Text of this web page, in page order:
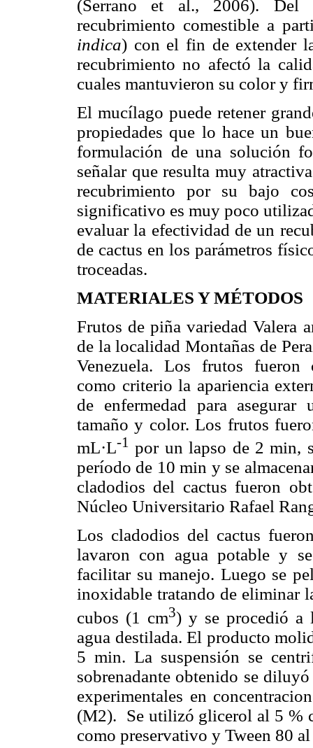
(Serrano et al., 2006). Del
recubrimiento comestible a
indica) con el fin de extender
recubrimiento no afectó la
cuales mantuvieron su color y
El mucílago puede retener
propiedades que lo hace un
formulación de una solución
señalar que resulta muy
recubrimiento por su bajo
significativo es muy poco
evaluar la efectividad de un
de cactus en los parámetros
troceadas.
MATERIALES Y MÉTODOS
Frutos de piña variedad Valera
de la localidad Montañas de
Venezuela. Los frutos fueron
como criterio la apariencia
de enfermedad para
tamaño y color. Los frutos
mL·L-1 por un lapso de 2 min,
período de 10 min y se
cladodios del cactus fueron
Núcleo Universitario Rafael
Los cladodios del cactus
lavaron con agua potable y
facilitar su manejo. Luego se
inoxidable tratando de eliminar
cubos (1 cm3) y se procedió a
agua destilada. El producto
5 min. La suspensión se
sobrenadante obtenido se
experimentales en
(M2). Se utilizó glicerol al 5 %
como preservativo y Tween 80